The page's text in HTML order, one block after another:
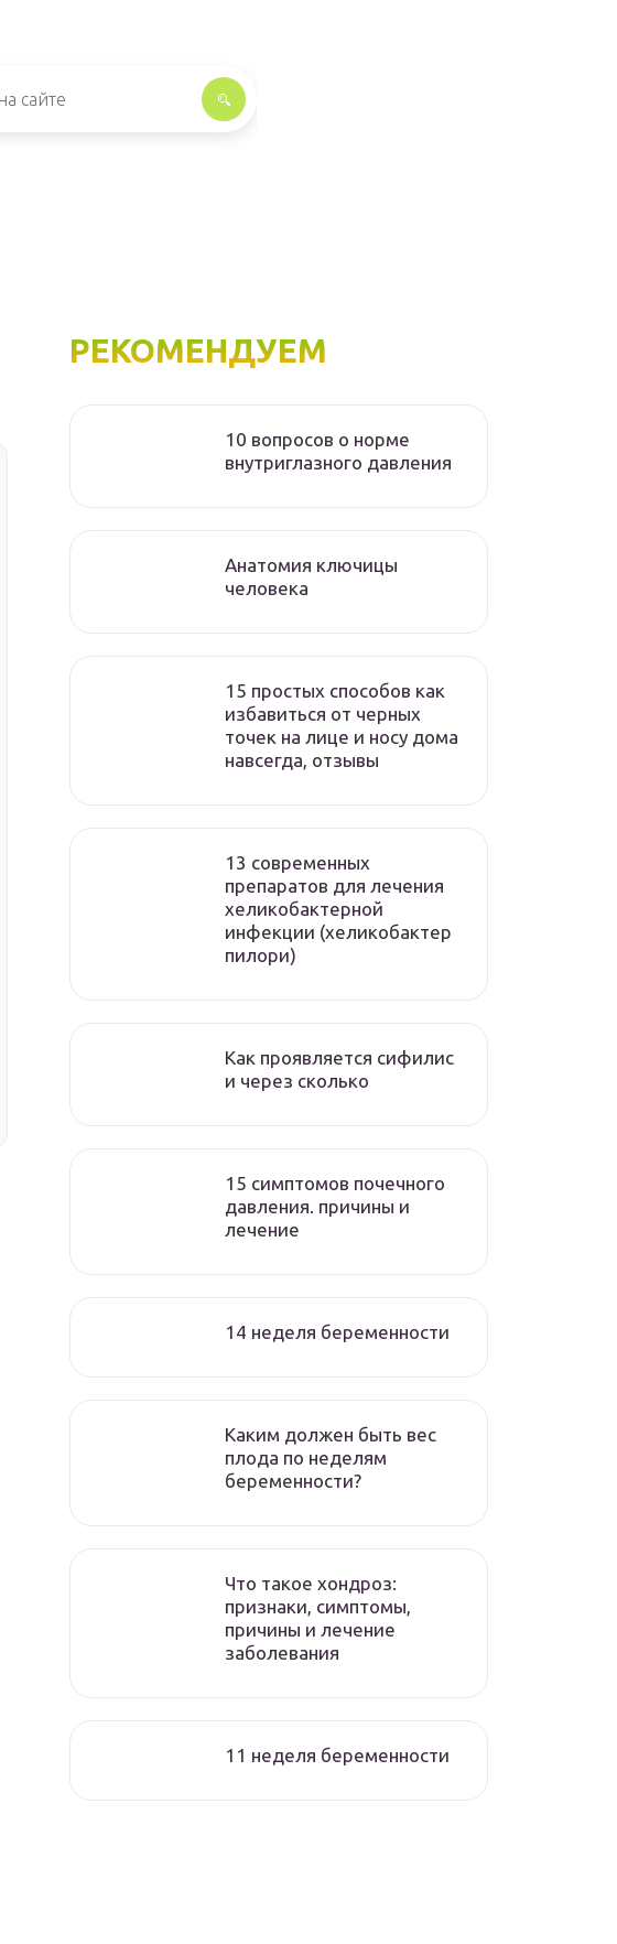
РЕКОМЕНДУЕМ
10 вопросов о норме
внутриглазного давления
Анатомия ключицы
человека
15 простых способов как
избавиться от черных
точек на лице и носу дома
навсегда, отзывы
13 современных
препаратов для лечения
хеликобактерной
инфекции (хеликобактер
пилори)
Как проявляется сифилис
и через сколько
15 симптомов почечного
давления. причины и
лечение
14 неделя беременности
Каким должен быть вес
плода по неделям
беременности?
Что такое хондроз:
признаки, симптомы,
причины и лечение
заболевания
11 неделя беременности